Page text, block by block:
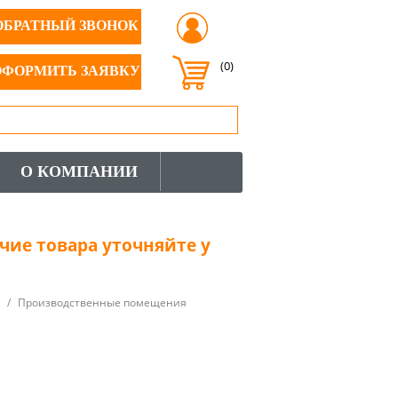
О КОМПАНИИ
ЗВОНОК
ЗАЯВКУ (0)
товара уточняйте у
/ Производственные помещения